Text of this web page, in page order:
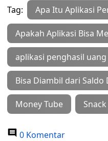
Tag: Apa Itu Aplikasi
Apakah Aplikasi Bisa
aplikasi penghasil uang
Bisa Diambil dari Saldo
Money Tube
0 Komentar